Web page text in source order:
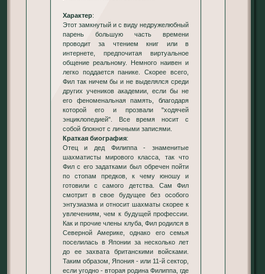
Характер:
Этот замкнутый и с виду недружелюбный
парень большую часть времени
проводит за чтением книг или в
интернете, предпочитая виртуальное
общение реальному. Немного наивен и
легко поддается панике. Скорее всего,
Фил так ничем бы и не выделялся среди
других учеников академии, если бы не
его феноменальная память, благодаря
которой его и прозвали "ходячей
энциклопедией". Все время носит с
собой блокнот с личными записями.
Краткая биография:
Отец и дед Филиппа - знаменитые
шахматисты мирового класса, так что
Фил с его задатками был обречен пойти
по стопам предков, к чему юношу и
готовили с самого детства. Сам Фил
смотрит в свое будущее без особого
энтузиазма и относит шахматы скорее к
увлечениям, чем к будущей профессии.
Как и прочие члены клуба, Фил родился в
Северной Америке, однако его семья
поселилась в Японии за несколько лет
до ее захвата британскими войсками.
Таким образом, Япония - или 11-й сектор,
если угодно - вторая родина Филиппа, где